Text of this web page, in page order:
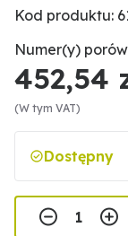
Kod produktu:
Numer(y)
452,54
(W tym VAT)
Dostępny